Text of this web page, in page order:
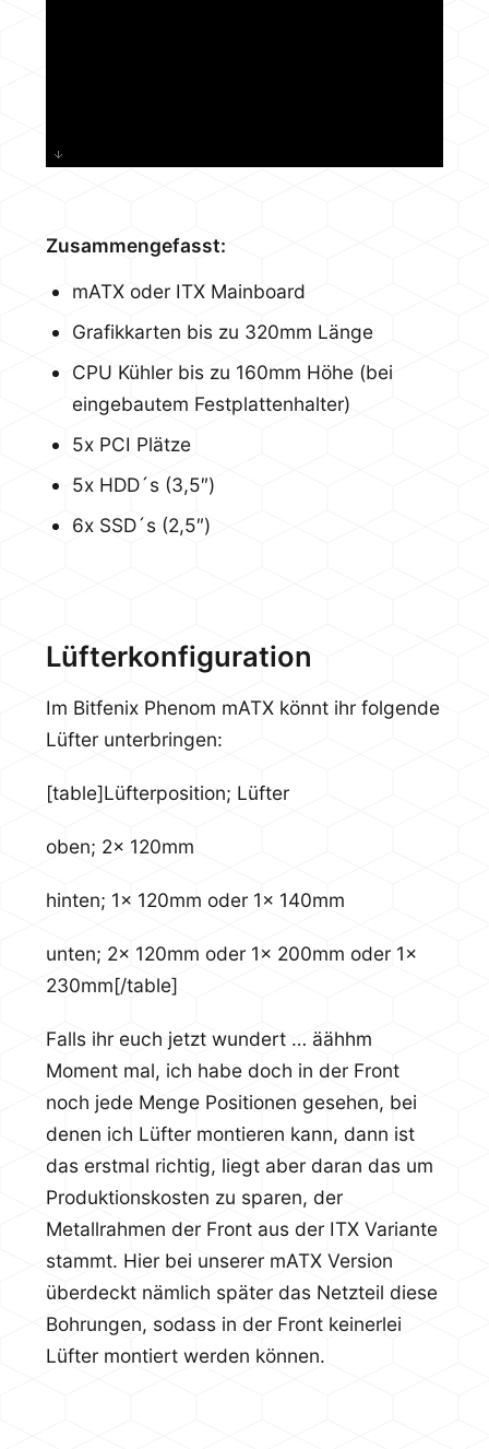
Zusammengefasst:
mATX oder ITX Mainboard
Grafikkarten bis zu 320mm Länge
CPU Kühler bis zu 160mm Höhe (bei
eingebautem Festplattenhalter)
5x PCI Plätze
5x HDD´s (3,5″)
6x SSD´s (2,5″)
Lüfterkonfiguration
Im Bitfenix Phenom mATX könnt ihr folgende
Lüfter unterbringen:
[table]Lüfterposition; Lüfter
oben; 2x 120mm
hinten; 1x 120mm oder 1x 140mm
unten; 2x 120mm oder 1x 200mm oder 1x
230mm[/table]
Falls ihr euch jetzt wundert … äähhm
Moment mal, ich habe doch in der Front
noch jede Menge Positionen gesehen, bei
denen ich Lüfter montieren kann, dann ist
das erstmal richtig, liegt aber daran das um
Produktionskosten zu sparen, der
Metallrahmen der Front aus der ITX Variante
stammt. Hier bei unserer mATX Version
überdeckt nämlich später das Netzteil diese
Bohrungen, sodass in der Front keinerlei
Lüfter montiert werden können.